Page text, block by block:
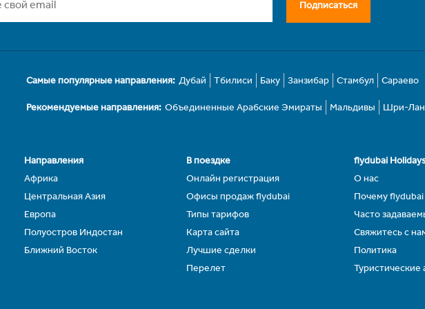
Подписаться
Самые популярные направления: Дубай Тбилиси Баку Занзибар Стамбул Сараево
Рекомендуемые направления: Объединенные Арабские Эмираты Мальдивы Шри-
Направления
Африка
Центральная Азия
Европа
Полуостров Индостан
Ближний Восток
В поездке
Онлайн регистрация
Офисы продаж flydubai
Типы тарифов
Карта сайта
Лучшие сделки
Перелет
flydubai
О нас
Почему
Часто
Свяжитесь с
Политика
Туристические